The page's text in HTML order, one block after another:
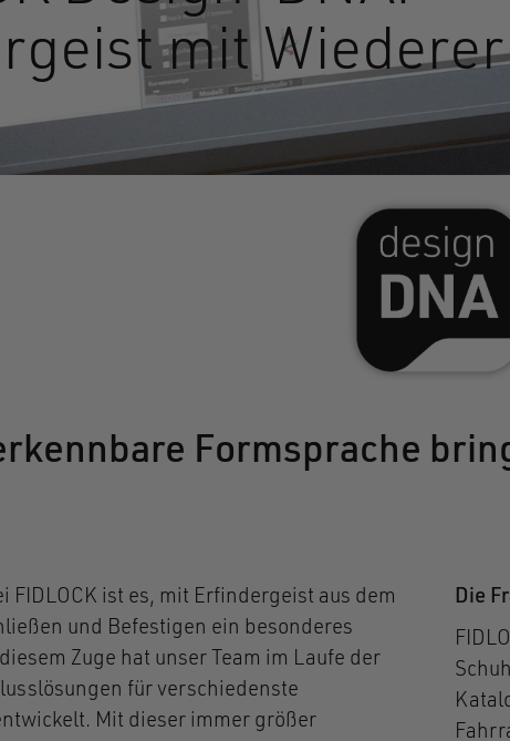
mit
Formsprache
FIDLOCK ist es, mit Erfindergeist aus dem
und Befestigen ein besonderes
Zuge hat unser Team im Laufe der
für verschiedenste
Mit dieser immer größer
Die